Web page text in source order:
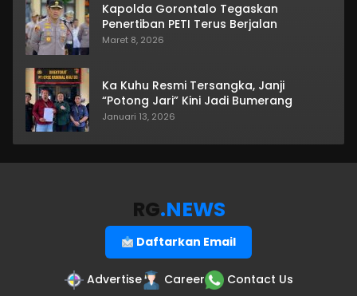
Kapolda Gorontalo Tegaskan
Penertiban PETI Terus Berjalan
Maret 8, 2026
Ka Kuhu Resmi Tersangka, Janji
“Potong Jari” Kini Jadi Bumerang
Januari 13, 2026
RG.NEWS
Daftarkan Email
Advertise Career Contact Us